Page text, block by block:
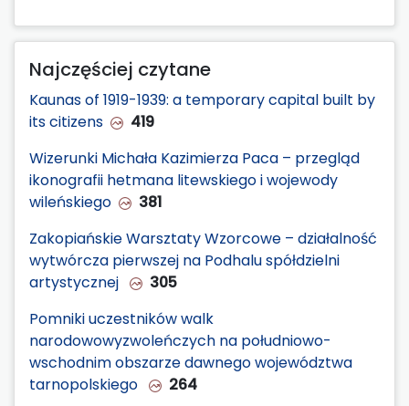
Najczęściej czytane
Kaunas of 1919-1939: a temporary capital built by
its citizens
419
Wizerunki Michała Kazimierza Paca – przegląd
ikonografii hetmana litewskiego i wojewody
wileńskiego
381
Zakopiańskie Warsztaty Wzorcowe – działalność
wytwórcza pierwszej na Podhalu spółdzielni
artystycznej
305
Pomniki uczestników walk
narodowowyzwoleńczych na południowo-
wschodnim obszarze dawnego województwa
tarnopolskiego
264